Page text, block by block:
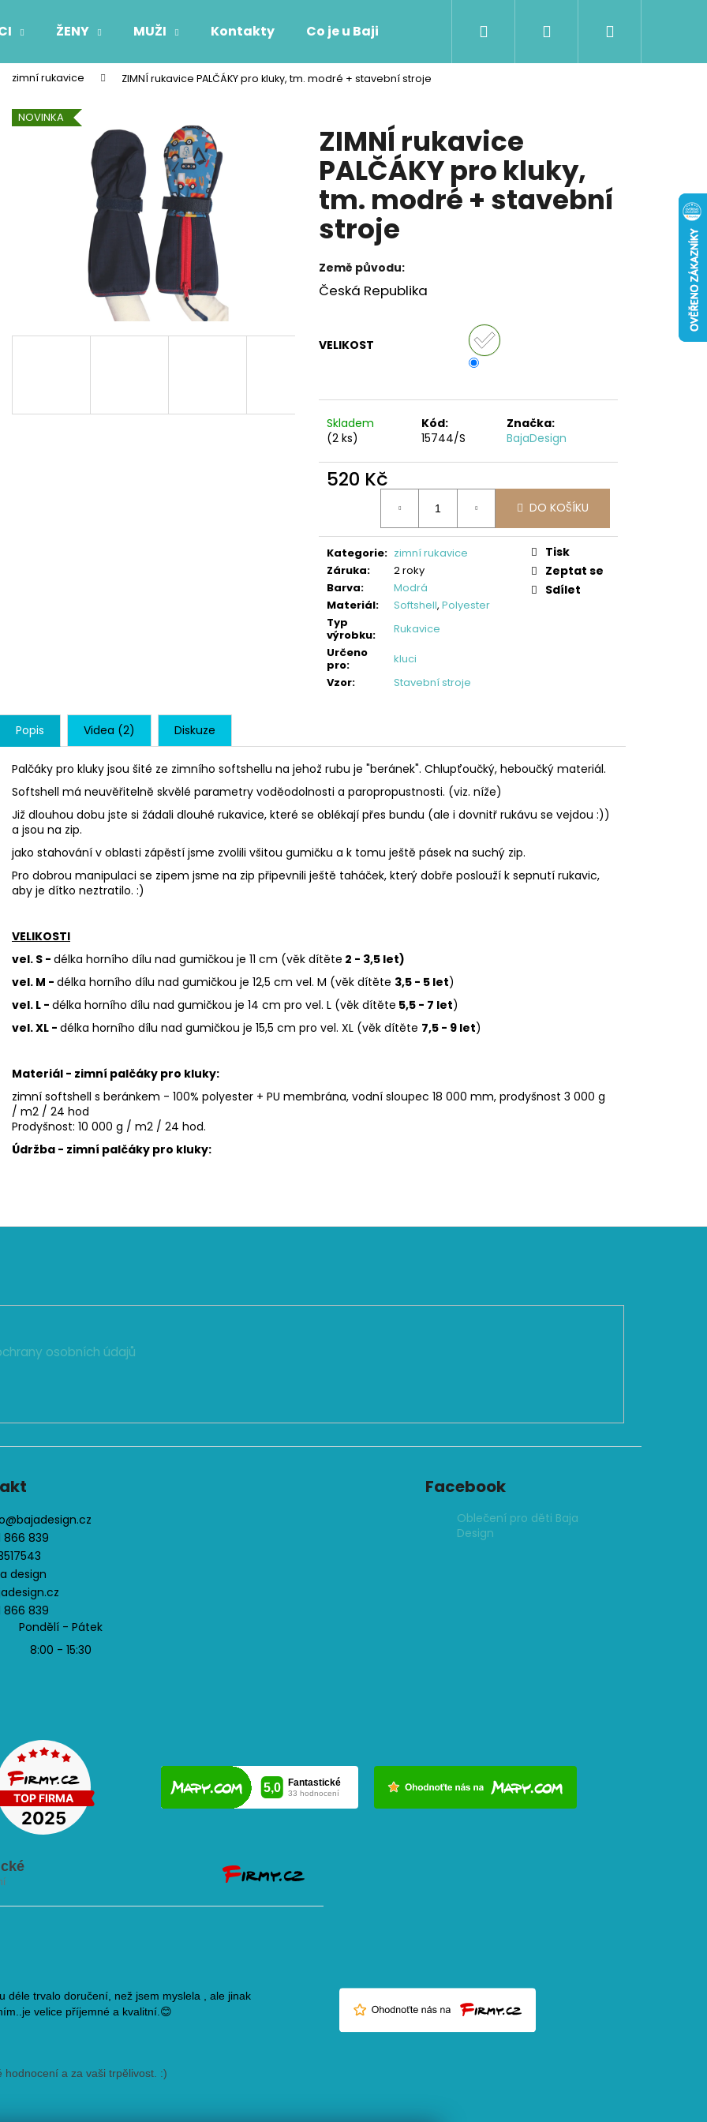
ŽENY MUŽI Kontakty Co je u Baji nového Přihlášení
zimní rukavice ZIMNÍ rukavice PALČÁKY pro kluky, tm. modré + stavební stroje
ZIMNÍ rukavice
PALČÁKY pro kluky,
tm. modré + stavební
stroje
Země původu:
Česká Republika
VELIKOST
Skladem
(2 ks)
Kód:
15744/S
Značka:
BajaDesign
520 Kč
DO KOŠÍKU
Kategorie: zimní rukavice
Záruka:
2 roky
Barva:
Modrá
Materiál: Softshell, Polyester
Typ
výrobku:
Rukavice
Určeno
pro:
kluci
Vzor: Stavební stroje
Tisk
Zeptat se
Sdílet
NOVINKA
Popis Videa (2) Diskuze
Palčáky pro kluky jsou šité ze zimního softshellu na jehož rubu je "beránek". Chlupťoučký, heboučký materiál.
Softshell má neuvěřitelně skvělé parametry voděodolnosti a paropropustnosti. (viz. níže)
Již dlouhou dobu jste si žádali dlouhé rukavice, které se oblékají přes bundu (ale i dovnitř rukávu se vejdou :))
a jsou na zip.
jako stahování v oblasti zápěstí jsme zvolili všitou gumičku a k tomu ještě pásek na suchý zip.
Pro dobrou manipulaci se zipem jsme na zip připevnili ještě taháček, který dobře poslouží k sepnutí rukavic,
aby je dítko neztratilo. :)
VELIKOSTI
vel. S - délka horního dílu nad gumičkou je 11 cm (věk dítěte 2 - 3,5 let)
vel. M - délka horního dílu nad gumičkou je 12,5 cm vel. M (věk dítěte 3,5 - 5 let)
vel. L - délka horního dílu nad gumičkou je 14 cm pro vel. L (věk dítěte 5,5 - 7 let)
vel. XL - délka horního dílu nad gumičkou je 15,5 cm pro vel. XL (věk dítěte 7,5 - 9 let)
Materiál - zimní palčáky pro kluky:
zimní softshell s beránkem - 100% polyester + PU membrána, vodní sloupec 18 000 mm, prodyšnost 3 000 g
/ m2 / 24 hod
Prodyšnost: 10 000 g / m2 / 24 hod.
Údržba - zimní palčáky pro kluky:
Co potřebujete najít?
Doporučujeme
500 Kč
osobních údajů
@bajadesign.cz
866 839
design
866 839
Pondělí - Pátek
8:00 - 15:30
Facebook
Oblečení pro děti Baja
Design